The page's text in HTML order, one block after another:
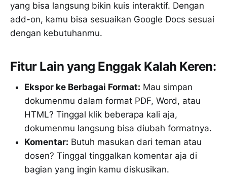
yang bisa langsung bikin kuis interaktif. Dengan
add-on, kamu bisa sesuaikan Google Docs sesuai
dengan kebutuhanmu.
Fitur Lain yang Enggak Kalah Keren:
Ekspor ke Berbagai Format: Mau simpan
dokumenmu dalam format PDF, Word, atau
HTML? Tinggal klik beberapa kali aja,
dokumenmu langsung bisa diubah formatnya.
Komentar: Butuh masukan dari teman atau
dosen? Tinggal tinggalkan komentar aja di
bagian yang ingin kamu diskusikan.